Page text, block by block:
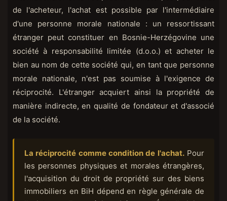
de l'acheteur, l'achat est possible par l'intermédiaire
d'une personne morale nationale : un ressortissant
étranger peut constituer en Bosnie-Herzégovine une
société à responsabilité limitée (d.o.o.) et acheter le
bien au nom de cette société qui, en tant que personne
morale nationale, n'est pas soumise à l'exigence de
réciprocité. L'étranger acquiert ainsi la propriété de
manière indirecte, en qualité de fondateur et d'associé
de la société.
La réciprocité comme condition de l'achat.Pour
les personnes physiques et morales étrangères,
l'acquisition du droit de propriété sur des biens
immobiliers en BiH dépend en règle générale de